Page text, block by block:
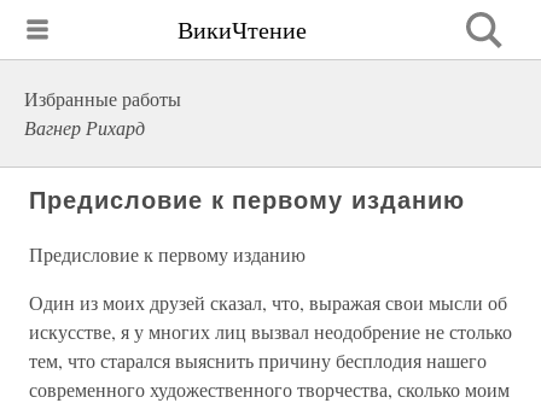
ВикиЧтение
Избранные работы
Вагнер Рихард
Предисловие к первому изданию
Предисловие к первому изданию
Один из моих друзей сказал, что, выражая свои мысли об
искусстве, я у многих лиц вызвал неодобрение не столько
тем, что старался выяснить причину бесплодия нашего
современного художественного творчества, сколько моим